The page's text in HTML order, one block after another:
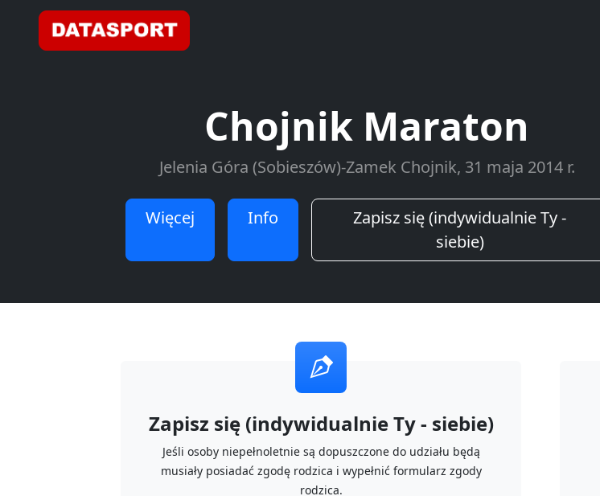
Chojnik Maraton
Jelenia Góra (Sobieszów)-Zamek Chojnik, 31 maja 2014 r.
Więcej Info
Zapisz się (indywidualnie Ty -
siebie)
Zapisz się (indywidualnie Ty - siebie)
Jeśli osoby niepełnoletnie są dopuszczone do udziału będą
musiały posiadać zgodę rodzica i wypełnić formularz zgody
rodzica.